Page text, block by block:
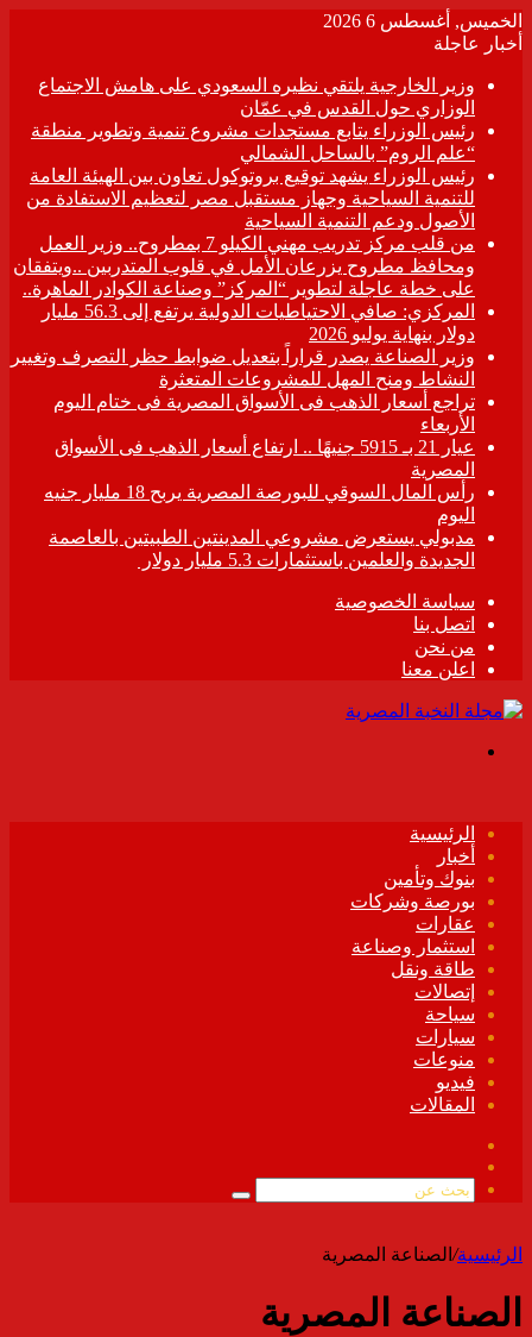
الخميس, أغسطس 6 2026
أخبار عاجلة
وزير الخارجية يلتقي نظيره السعودي على هامش الاجتماع
الوزاري حول القدس في عمّان
رئيس الوزراء يتابع مستجدات مشروع تنمية وتطوير منطقة
“علم الروم” بالساحل الشمالي
رئيس الوزراء يشهد توقيع بروتوكول تعاون بين الهيئة العامة
للتنمية السياحية وجهاز مستقبل مصر لتعظيم الاستفادة من
الأصول ودعم التنمية السياحية
من قلب مركز تدريب مهني الكيلو 7 بمطروح.. وزير العمل
ومحافظ مطروح يزرعان الأمل في قلوب المتدربين ..ويتفقان
على خطة عاجلة لتطوير “المركز” وصناعة الكوادر الماهرة..
المركزي: صافي الاحتياطيات الدولية يرتفع إلى 56.3 مليار
دولار بنهاية يوليو 2026
وزير الصناعة يصدر قراراً بتعديل ضوابط حظر التصرف وتغيير
النشاط ومنح المهل للمشروعات المتعثرة
تراجع أسعار الذهب فى الأسواق المصرية فى ختام اليوم
الأربعاء
عيار 21 بـ 5915 جنيهًا .. ارتفاع أسعار الذهب فى الأسواق
المصرية
رأس المال السوقي للبورصة المصرية يربح 18 مليار جنيه
اليوم
مدبولي يستعرض مشروعي المدينتين الطبيتين بالعاصمة
الجديدة والعلمين باستثمارات 5.3 مليار دولار
سياسة الخصوصية
اتصل بنا
من نحن
اعلن معنا
الرئيسية
أخبار
بنوك وتأمين
بورصة وشركات
عقارات
استثمار وصناعة
طاقة ونقل
إتصالات
سياحة
سيارات
منوعات
فيديو
المقالات
الموقع
بحث
الرئيسية/ الصناعة المصرية
الصناعة المصرية